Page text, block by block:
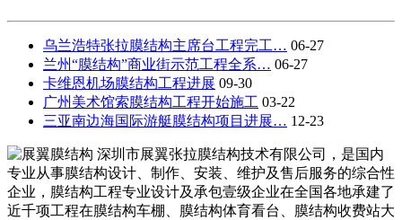
乌兰浩特张拉膜结构主席台工程完工… 06-27
兰州“膜结构”商业街示范工程全系… 06-27
卡维恩机场膜结构工程进展 09-30
广州美术馆索膜结构工程开始施工 03-22
三亚南边海国际游艇膜结构项目进展… 12-23
深圳市展翼张拉膜结构技术有限公司，是国内
专业从事膜结构设计、制作、安装、维护及售后服务的综合性
企业，膜结构工程专业设计及承包壹级企业在全国各地承建了
近千项工程在膜结构车棚、膜结构体育看台、膜结构收费站大